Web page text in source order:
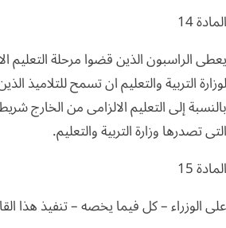
المادة 14
يعطى الراسبون الذين قضوا مرحلة
لوزارة التربية والتعليم ان تسمح للتلاميذ
بالنسبة إلى التعليم الالزامى من الخارج
التى تصدرها وزارة التربية والتعليم.
المادة 15
على الوزراء – كل فيما يخصه – تنفيذ هذا